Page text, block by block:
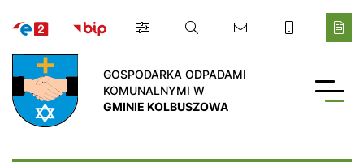
Gmina Kolbuszowa
GOSPODARKA ODPADAMI
KOMUNALNYMI W
GMINIE KOLBUSZOWA